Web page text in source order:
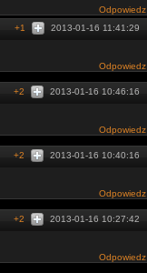
Odpowiedz
2013-01-16 11:41:29
+1
Odpowiedz
2013-01-16 10:46:16
+2
Odpowiedz
2013-01-16 10:40:16
+2
Odpowiedz
2013-01-16 10:27:42
+2
Odpowiedz